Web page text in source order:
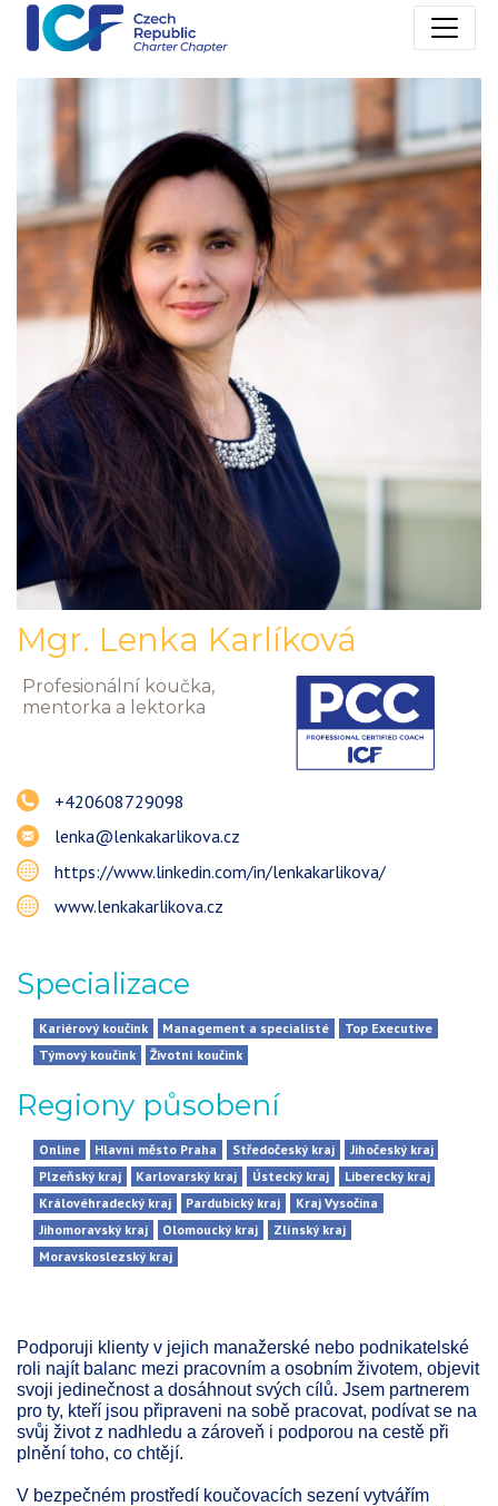
Mgr. Lenka Karlíková
Profesionální koučka,
mentorka a lektorka
+420608729098
lenka@lenkakarlikova.cz
https://www.linkedin.com/in/lenkakarlikova/
www.lenkakarlikova.cz
Specializace
Kariérový koučink Management a specialisté
Top Executive
Týmový koučink
Životní koučink
Regiony působení
Online Hlavní město Praha Středočeský kraj
Jihočeský kraj
Plzeňský kraj
Karlovarský kraj Ústecký kraj
Liberecký kraj
Královéhradecký kraj
Pardubický kraj
Kraj Vysočina
Jihomoravský kraj
Olomoucký kraj
Zlínský kraj
Moravskoslezský kraj
Podporuji klienty v jejich manažerské nebo podnikatelské
roli najít balanc mezi pracovním a osobním životem, objevit
svoji jedinečnost a dosáhnout svých cílů. Jsem partnerem
pro ty, kteří jsou připraveni na sobě pracovat, podívat se na
svůj život z nadhledu a zároveň i podporou na cestě při
plnění toho, co chtějí.
V bezpečném prostředí koučovacích sezení vytvářím